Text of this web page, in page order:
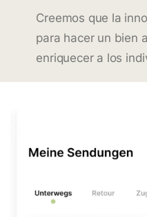
Creemos que la
para hacer un bien
enriquecer a los